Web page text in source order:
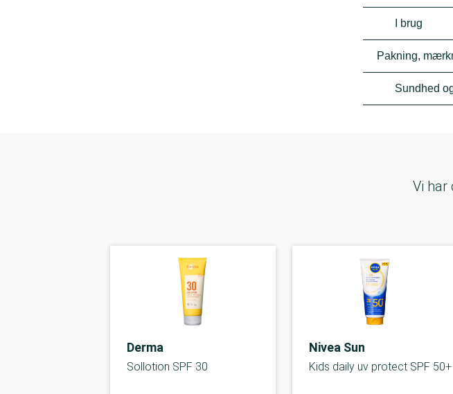
I brug
Pakning,
Sundhed
Vi har
Derma
Sollotion SPF 30
Nivea Sun
Kids daily uv protect SPF 50+